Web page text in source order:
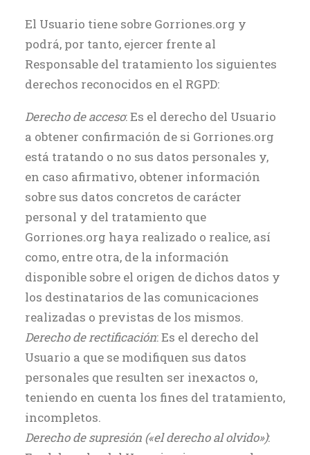
El Usuario tiene sobre Gorriones.org y
podrá, por tanto, ejercer frente al
Responsable del tratamiento los siguientes
derechos reconocidos en el RGPD:
Derecho de acceso: Es el derecho del Usuario
a obtener confirmación de si Gorriones.org
está tratando o no sus datos personales y,
en caso afirmativo, obtener información
sobre sus datos concretos de carácter
personal y del tratamiento que
Gorriones.org haya realizado o realice, así
como, entre otra, de la información
disponible sobre el origen de dichos datos y
los destinatarios de las comunicaciones
realizadas o previstas de los mismos.
Derecho de rectificación: Es el derecho del
Usuario a que se modifiquen sus datos
personales que resulten ser inexactos o,
teniendo en cuenta los fines del tratamiento,
incompletos.
Derecho de supresión («el derecho al olvido»):